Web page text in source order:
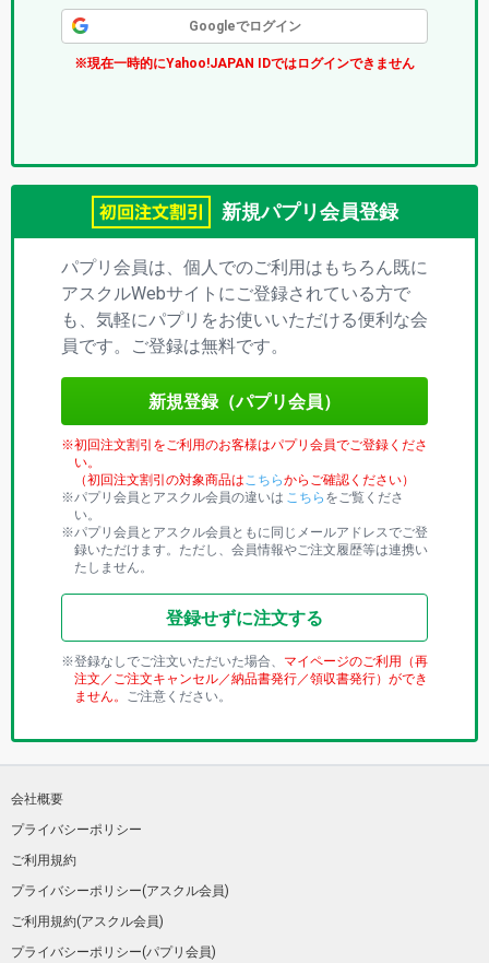
ク
ス
Googleでログイン
※現在一時的にYahoo!JAPAN IDではログインできません
新規パプリ会員登録
パプリ会員は、個人でのご利用はもちろん既に
アスクルWebサイトにご登録されている方で
も、気軽にパプリをお使いいただける便利な会
員です。ご登録は無料です。
新規登録（パプリ会員）
初回注文割引をご利用のお客様はパプリ会員でご登録くださ
い。
（初回注文割引の対象商品はこちらからご確認ください）
パプリ会員とアスクル会員の違いは こちら をご覧くださ
い。
パプリ会員とアスクル会員ともに同じメールアドレスでご登
録いただけます。ただし、会員情報やご注文履歴等は連携い
たしません。
登録せずに注文する
登録なしでご注文いただいた場合、 マイページのご利用（再
注文／ご注文キャンセル／納品書発行／領収書発行）ができ
ません。 ご注意ください。
会社概要
プライバシーポリシー
ご利用規約
プライバシーポリシー(アスクル会員)
ご利用規約(アスクル会員)
プライバシーポリシー(パプリ会員)